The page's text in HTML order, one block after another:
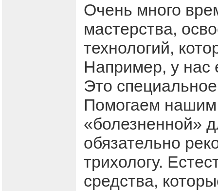
Очень много
мастерства,
технологий,
Например, у нас
Это
Помогаем нашим
«болезненной»
обязательно
трихологу.
средства,